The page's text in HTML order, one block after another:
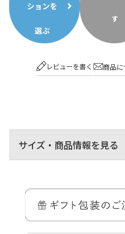
ションを
選ぶ
す
レビューを書く 商品に
サイズ・商品情報を見る
長さ14cmの手提げ用チェーン。
カンの付いたポーチやお財布に取り付
て使えて便利です。取り外しも簡単な